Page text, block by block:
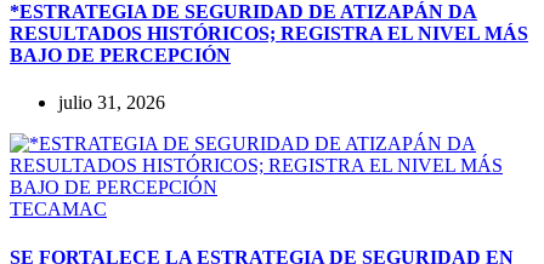
*ESTRATEGIA DE SEGURIDAD DE ATIZAPÁN DA
RESULTADOS HISTÓRICOS; REGISTRA EL NIVEL MÁS
BAJO DE PERCEPCIÓN
julio 31, 2026
TECAMAC
SE FORTALECE LA ESTRATEGIA DE SEGURIDAD EN